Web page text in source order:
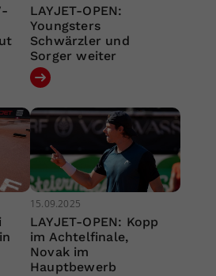
LAYJET-OPEN:
Youngsters
Schwärzler und
Sorger weiter
15.09.2025
LAYJET-OPEN: Kopp
im Achtelfinale,
Novak im
Hauptbewerb